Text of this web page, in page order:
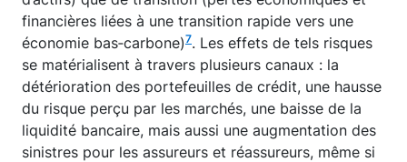
financières liées à une transition rapide vers une
économie bas‑carbone)7. Les effets de tels risques
se matérialisent à travers plusieurs canaux : la
détérioration des portefeuilles de crédit, une hausse
du risque perçu par les marchés, une baisse de la
liquidité bancaire, mais aussi une augmentation des
sinistres pour les assureurs et réassureurs, même si